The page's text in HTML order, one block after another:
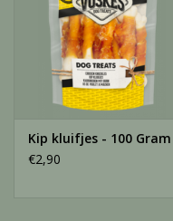
Kip kluifjes - 100 Gram
€2,90